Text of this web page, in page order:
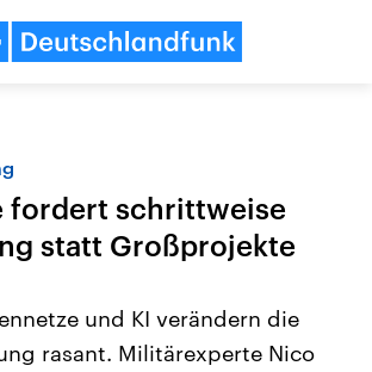
fordert schrittweise
statt Großprojekte
und KI verändern die
rasant. Militärexperte Nico